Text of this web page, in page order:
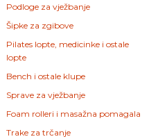
Podloge za vježbanje
Šipke za zgibove
Pilates lopte, medicinke i ostale
lopte
Bench i ostale klupe
Sprave za vježbanje
Foam rolleri i masažna pomagala
Trake za trčanje